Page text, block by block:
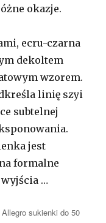
okazje.
ecru-czarna
dekoltem
wzorem.
linię szyi
subtelnej
jest
formalne
…
Tagi
Allegro sukienki do 50